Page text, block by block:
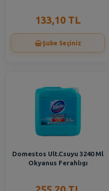
133,10 TL
Şube Seçiniz
Domestos Ult.Csuyu 3240 Ml
Okyanus Ferahlıgı